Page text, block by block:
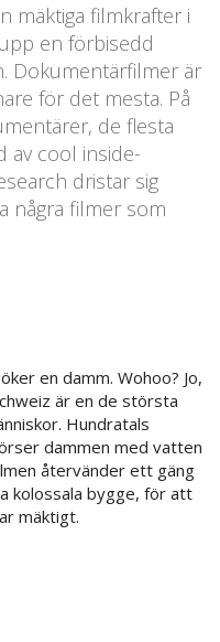
mäktiga filmkrafter i
en förbisedd
Dokumentärfilmer är
för det mesta. På
de flesta
av cool inside-
dristar sig
några filmer som
en damm. Wohoo? Jo,
är en de största
Hundratals
dammen med vatten
återvänder ett gäng
kolossala bygge, för att
mäktigt.